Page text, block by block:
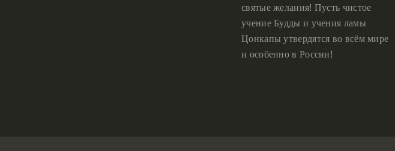
святые желания! Пусть чистое
учение Будды и учения ламы
Цонкапы утвердятся во всём мире
и особенно в России!